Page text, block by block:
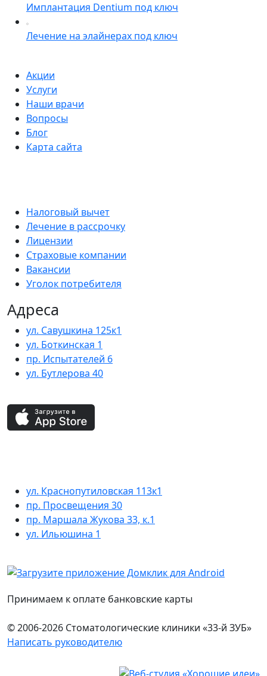
Имплантация Dentium под ключ
Лечение на элайнерах под ключ
Акции
Услуги
Наши врачи
Вопросы
Блог
Карта сайта
Налоговый вычет
Лечение в рассрочку
Лицензии
Страховые компании
Вакансии
Уголок потребителя
Адреса
ул. Савушкина 125к1
ул. Боткинская 1
пр. Испытателей 6
ул. Бутлерова 40
ул. Краснопутиловская 113к1
пр. Просвещения 30
пр. Маршала Жукова 33, к.1
ул. Ильюшина 1
Принимаем к оплате банковские карты
© 2006-2026 Стоматологические клиники «33-й ЗУБ»
Написать руководителю